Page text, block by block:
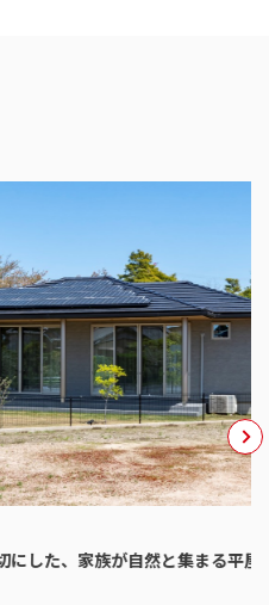
家族が自然と集まる平屋の住ま